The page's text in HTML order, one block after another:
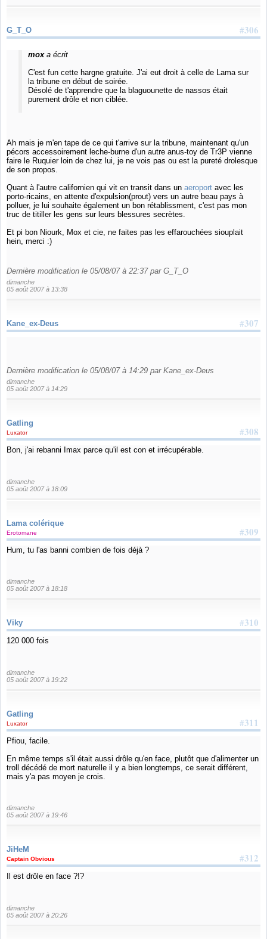
#306
G_T_O
moxa écrit
C'est fun cette hargne gratuite. J'ai eut droit à celle de Lama sur
la tribune en début de soirée.
Désolé de t'apprendre que la blaguounette de nassos était
purement drôle et non ciblée.
Ah mais je m'en tape de ce qui t'arrive sur la tribune, maintenant qu'un
pécors accessoirement leche-burne d'un autre anus-toy de Tr3P vienne
faire le Ruquier loin de chez lui, je ne vois pas ou est la pureté drolesque
de son propos.
Quant à l'autre californien qui vit en transit dans un aeroport avec les
porto-ricains, en attente d'expulsion(prout) vers un autre beau pays à
polluer, je lui souhaite également un bon rétablissment, c'est pas mon
truc de titiller les gens sur leurs blessures secrètes.
Et pi bon Niourk, Mox et cie, ne faites pas les effarouchées siouplait
hein, merci :)
Dernière modification le 05/08/07 à 22:37 par G_T_O
dimanche
05 août 2007 à 13:38
#307
Kane_ex-Deus
Dernière modification le 05/08/07 à 14:29 par Kane_ex-Deus
dimanche
05 août 2007 à 14:29
Gatling
#308
Luxator
Bon, j'ai rebanni Imax parce qu'il est con et irrécupérable.
dimanche
05 août 2007 à 18:09
Lama colérique
#309
Erotomane
Hum, tu l'as banni combien de fois déjà ?
dimanche
05 août 2007 à 18:18
#310
Viky
120 000 fois
dimanche
05 août 2007 à 19:22
Gatling
#311
Luxator
Pfiou, facile.
En même temps s'il était aussi drôle qu'en face, plutôt que d'alimenter un
troll décédé de mort naturelle il y a bien longtemps, ce serait différent,
mais y'a pas moyen je crois.
dimanche
05 août 2007 à 19:46
JiHeM
#312
Captain Obvious
Il est drôle en face ?!?
dimanche
05 août 2007 à 20:26